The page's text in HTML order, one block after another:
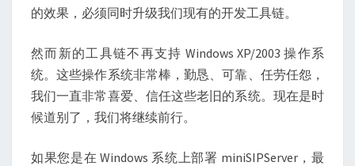
的效果，必须同时升级我们现有的开发工具链。
然而新的工具链不再支持 Windows XP/2003 操作系
统。这些操作系统非常棒，勤恳、可靠、任劳任怨，
我们一直非常喜爱、信任这些老旧的系统。现在是时
候道别了，我们将继续前行。
如果您是在 Windows 系统上部署 miniSIPServer，最